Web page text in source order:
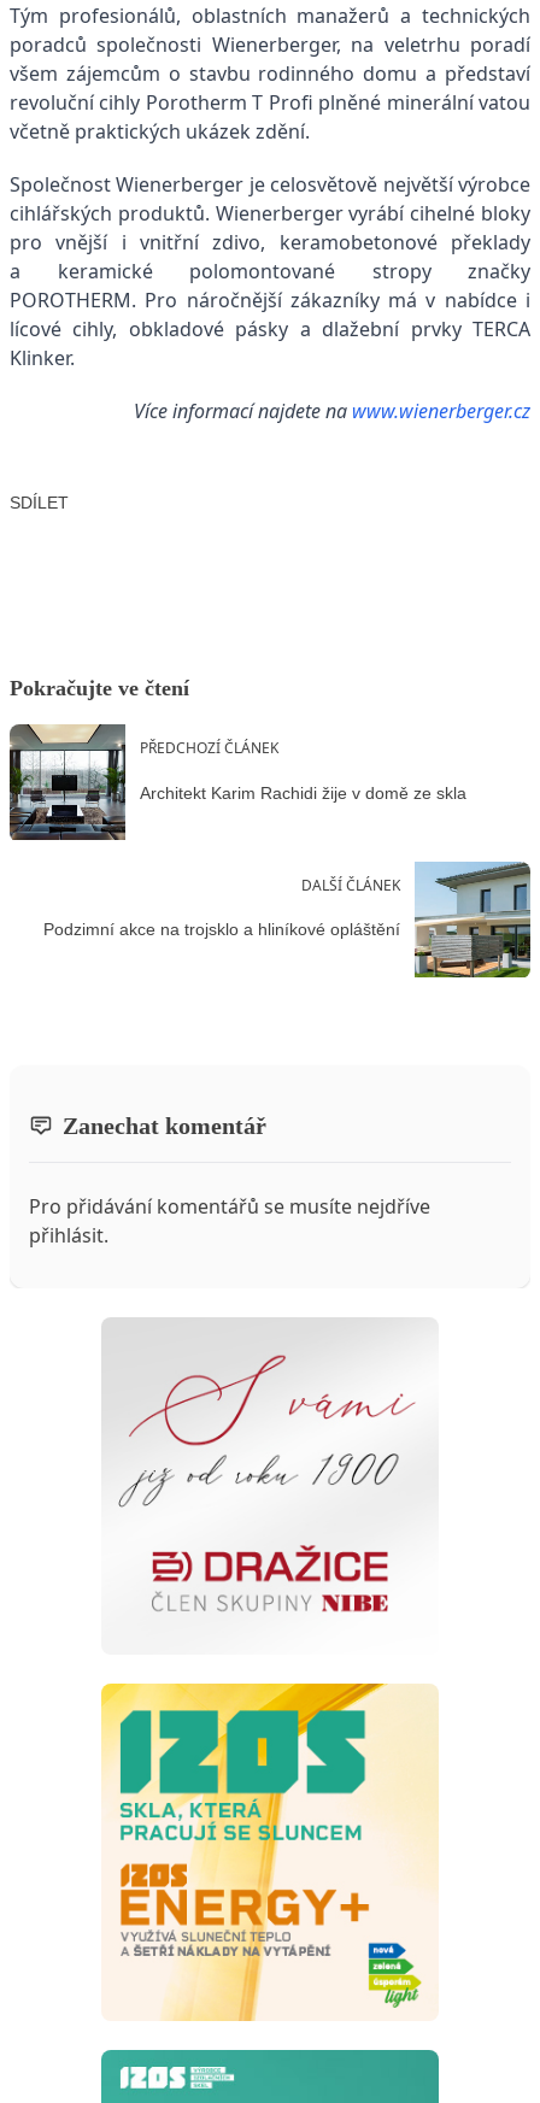
Tým profesionálů, oblastních manažerů a technických
poradců společnosti Wienerberger, na veletrhu poradí
všem zájemcům o stavbu rodinného domu a představí
revoluční cihly Porotherm T Profi plněné minerální vatou
včetně praktických ukázek zdění.
Společnost Wienerberger je celosvětově největší výrobce
cihlářských produktů. Wienerberger vyrábí cihelné bloky
pro vnější i vnitřní zdivo, keramobetonové překlady
a keramické polomontované stropy značky
POROTHERM. Pro náročnější zákazníky má v nabídce i
lícové cihly, obkladové pásky a dlažební prvky TERCA
Klinker.
Více informací najdete na www.wienerberger.cz
SDÍLET
Pokračujte ve čtení
PŘEDCHOZÍ ČLÁNEK
Architekt Karim Rachidi žije v domě ze skla
DALŠÍ ČLÁNEK
Podzimní akce na trojsklo a hliníkové opláštění
Zanechat komentář
Pro přidávání komentářů se musíte nejdříve
přihlásit.